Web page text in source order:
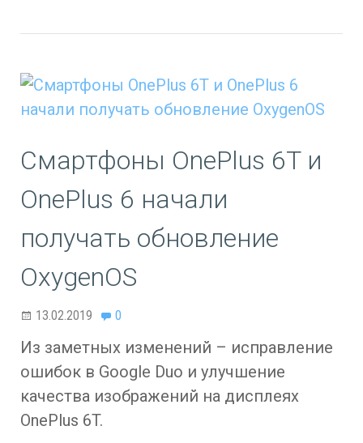
Смартфоны OnePlus 6T и
OnePlus 6 начали
получать обновление
OxygenOS
13.02.2019 0
Из заметных изменений – исправление
ошибок в Google Duo и улучшение
качества изображений на дисплеях
OnePlus 6T.